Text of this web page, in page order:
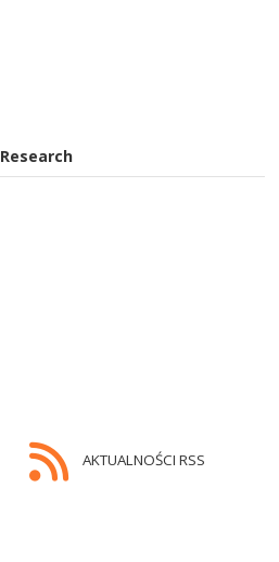
Research
AKTUALNOŚCI RSS